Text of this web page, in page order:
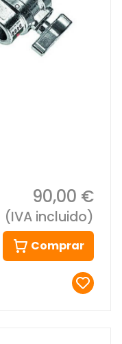
90,00 €
(IVA incluido)
Comprar